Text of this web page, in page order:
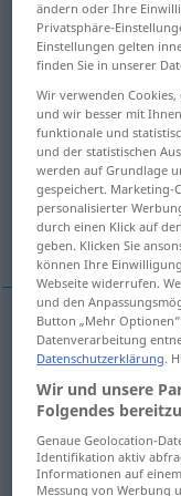
Übersicht aller
(Für mehr Details die
rovinare,
decadere,
Weitere
rovinare,andarein
ändern oder Ihre
Privatsphäre-
Einstellungen gelten
finden Sie in unserer
Wir verwenden
und wir besser mit
funktionale und
und der statistischen
werden auf Grundlage
gespeichert. Marketing-
personalisierter
durch einen Klick auf
geben. Klicken Sie
können Ihre
Webseite widerrufen.
und den
Button „Mehr
Datenverarbeitung
Datenschutzerklärung.
Wir und unsere
Folgendes
Genaue Geolocation-
Identifikation aktiv
Informationen auf
Messung von Werbung